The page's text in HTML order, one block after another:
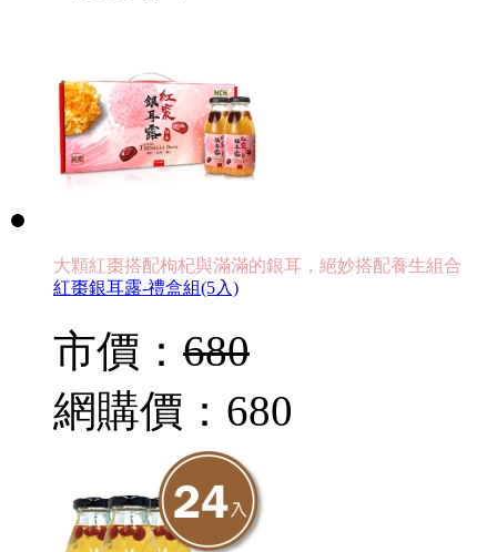
大顆紅棗搭配枸杞與滿滿的銀耳，絕妙搭配養生組合
紅棗銀耳露-禮盒組(5入)
市價： 680
網購價： 680